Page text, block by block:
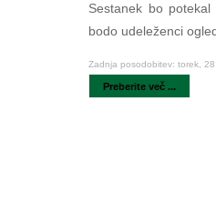
Sestanek bo
bodo udeleženci
Zadnja posodobitev: torek,
Preberite več ...